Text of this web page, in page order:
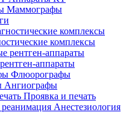
Маммографы
комплексы
аппараты
Флюорографы
Ангиографы
Проявка и печать
Анестезиология